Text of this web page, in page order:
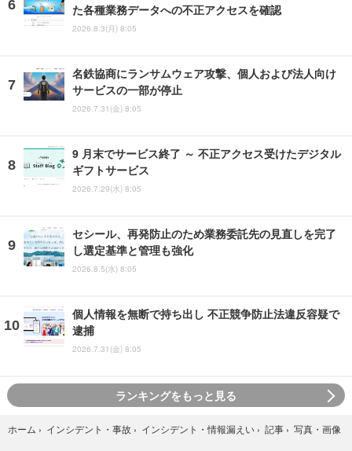
た各種業務データへの不正アクセスを確認
2026.8.3(月) 8:05
名鉄協商にランサムウェア攻撃、個人および法人向け
サービスの一部が停止
2026.7.31(金) 8:05
9 月末でサービス終了 ～ 不正アクセス受けたデジタル
ギフトサービス
2026.7.29(水) 8:05
セシール、再発防止のため業務委託先の見直しを完了
し選定基準と管理も強化
2026.8.5(水) 8:05
個人情報を無断で持ち出し 不正競争防止法違反容疑で
逮捕
2026.7.31(金) 8:05
ランキングをもっと見る
ホーム › インシデント・事故 › インシデント・情報漏えい › 記事 › 写真・画像